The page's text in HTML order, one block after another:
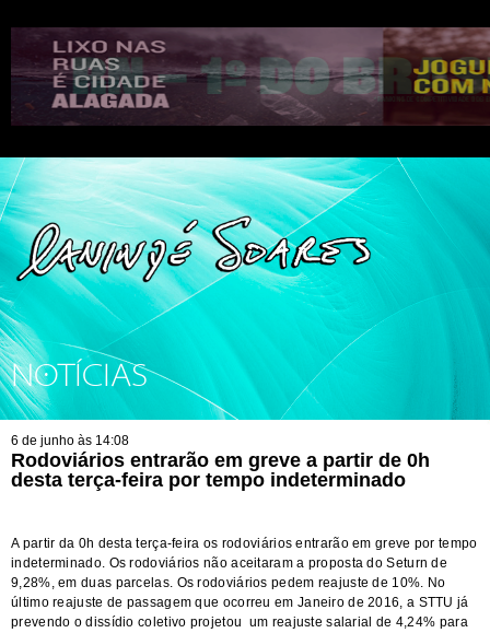
NOTÍCIAS
6 de junho às 14:08
Rodoviários entrarão em greve a partir de 0h
desta terça-feira por tempo indeterminado
A partir da 0h desta terça-feira os rodoviários entrarão em greve por tempo
indeterminado. Os rodoviários não aceitaram a proposta do Seturn de
9,28%, em duas parcelas. Os rodoviários pedem reajuste de 10%. No
último reajuste de passagem que ocorreu em Janeiro de 2016, a STTU já
prevendo o dissídio coletivo projetou um reajuste salarial de 4,24% para